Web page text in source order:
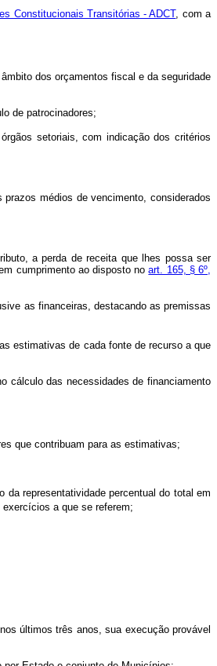
Constitucionais Transitórias - ADCT, com a
dos orçamentos fiscal e da seguridade
de patrocinadores;
setoriais, com indicação dos critérios
médios de vencimento, considerados
a perda de receita que lhes possa ser
cumprimento ao disposto noart. 165, § 6º,
as financeiras, destacando as premissas
estimativas de cada fonte de recurso a que
cálculo das necessidades de financiamento
que contribuam para as estimativas;
representatividade percentual do total em
exercícios a que se referem;
últimos três anos, sua execução provável